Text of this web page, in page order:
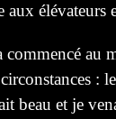
aux élévateurs
au
:
beau et je